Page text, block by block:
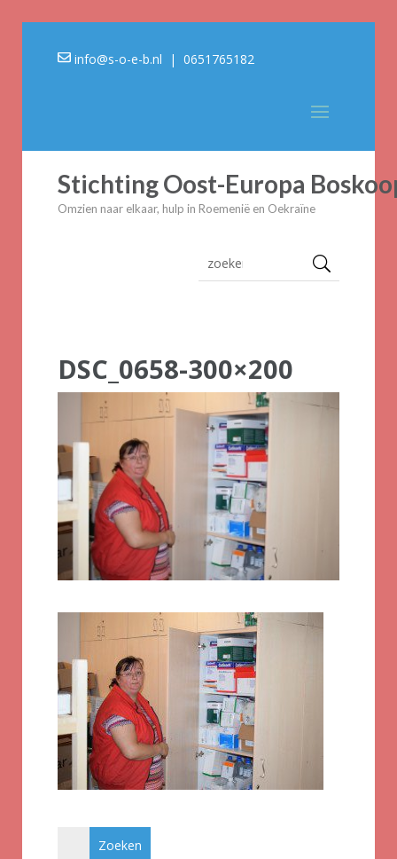
info@s-o-e-b.nl | 0651765182
Stichting Oost-Europa
Omzien naar elkaar, hulp in Roemenië en Oekraïne
DSC_0658-300×200